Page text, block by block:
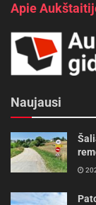
Apie
Naujausi